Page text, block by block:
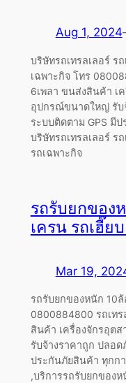
Aug 1, 2024
บริษัทรถเทรลเลอร์ ร
เฉพาะกิจ โทร
6เพลา ขนส่งสินค้า เ
อุปกรณ์ขนาดใหญ่ รับ
ระบบติดตาม GPS มี
บริษัทรถเทรลเลอร์ ร
รถเฉพาะกิจ
รถรับยกของ
เครน รถเฮี๊ย
Mar 19,
รถรับยกของหนัก 10
0800884800 รถเทร
สินค้า เครื่องจักรอุต
รับจ้างราคาถูก ปลอ
ประกันภัยสินค้า ทุกก
,บริการรถรับยกของห